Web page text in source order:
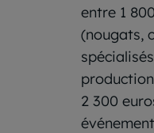
entre 1
(nougats,
2 300